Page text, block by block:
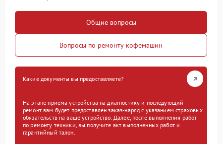
Общие вопросы
Вопросы по ремонту кофемашин
Какие документы вы предоставляете?
На этапе приема устройства на диагностику и последующий
ремонт вам будет предоставлен заказ-наряд с указанием страховых
обязательств на ваше устройство. Далее, после выполнения работ
по ремонту техники, вы получите акт выполненных работ и
гарантийный талон.